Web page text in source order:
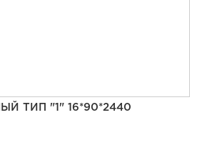
ТИП "1" 16*90*2440